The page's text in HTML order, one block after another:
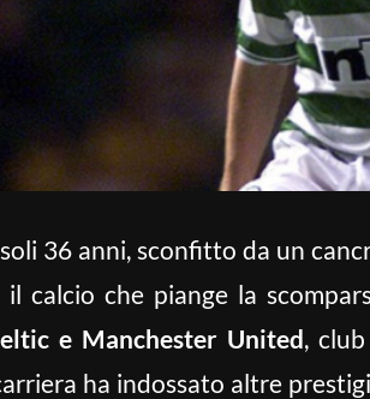
36 anni, sconfitto da un
calcio che piange la
e Manchester United,
ha indossato altre